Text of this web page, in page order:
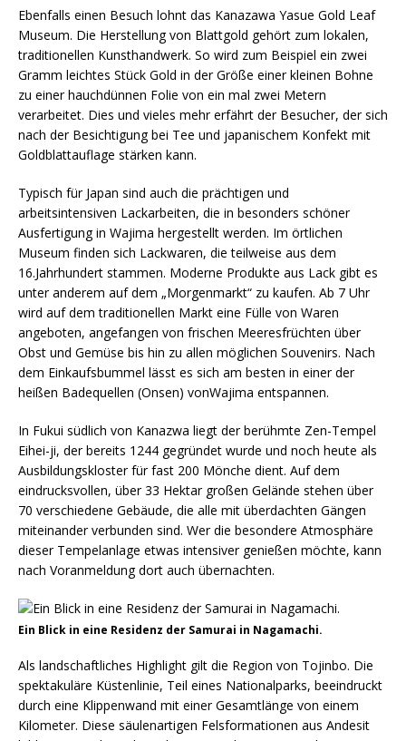
Ebenfalls einen Besuch lohnt das Kanazawa Yasue Gold Leaf
Museum. Die Herstellung von Blattgold gehört zum lokalen,
traditionellen Kunsthandwerk. So wird zum Beispiel ein zwei
Gramm leichtes Stück Gold in der Größe einer kleinen Bohne
zu einer hauchdünnen Folie von ein mal zwei Metern
verarbeitet. Dies und vieles mehr erfährt der Besucher, der sich
nach der Besichtigung bei Tee und japanischem Konfekt mit
Goldblattauflage stärken kann.
Typisch für Japan sind auch die prächtigen und
arbeitsintensiven Lackarbeiten, die in besonders schöner
Ausfertigung in Wajima hergestellt werden. Im örtlichen
Museum finden sich Lackwaren, die teilweise aus dem
16.Jahrhundert stammen. Moderne Produkte aus Lack gibt es
unter anderem auf dem „Morgenmarkt“ zu kaufen. Ab 7 Uhr
wird auf dem traditionellen Markt eine Fülle von Waren
angeboten, angefangen von frischen Meeresfrüchten über
Obst und Gemüse bis hin zu allen möglichen Souvenirs. Nach
dem Einkaufsbummel lässt es sich am besten in einer der
heißen Badequellen (Onsen) vonWajima entspannen.
In Fukui südlich von Kanazwa liegt der berühmte Zen-Tempel
Eihei-ji, der bereits 1244 gegründet wurde und noch heute als
Ausbildungskloster für fast 200 Mönche dient. Auf dem
eindrucksvollen, über 33 Hektar großen Gelände stehen über
70 verschiedene Gebäude, die alle mit überdachten Gängen
miteinander verbunden sind. Wer die besondere Atmosphäre
dieser Tempelanlage etwas intensiver genießen möchte, kann
nach Voranmeldung dort auch übernachten.
Ein Blick in eine Residenz der Samurai in Nagamachi.
Als landschaftliches Highlight gilt die Region von Tojinbo. Die
spektakuläre Küstenlinie, Teil eines Nationalparks, beeindruckt
durch eine Klippenwand mit einer Gesamtlänge von einem
Kilometer. Diese säulenartigen Felsformationen aus Andesit